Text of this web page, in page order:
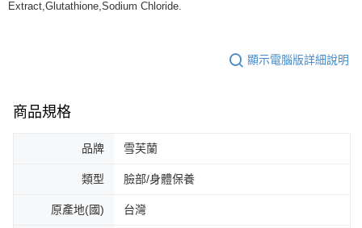
Extract,Glutathione,Sodium Chloride.
顯示電腦版詳細說明
商品規格
品牌 雪芙蘭
類型 臉部/身體保養
原產地(國) 台灣